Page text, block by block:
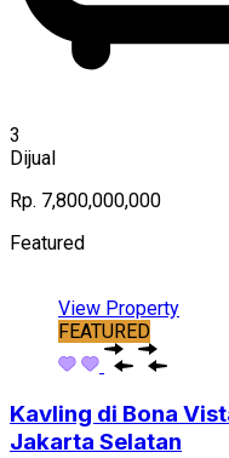
3
Dijual
Rp. 7,800,000,000
Featured
View Property
FEATURED
Kavling di Bona
Jakarta Selatan